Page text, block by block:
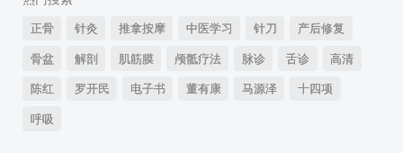
正骨 针灸 推拿按摩 中医学习 针刀
产后修复
骨盆
解剖 肌筋膜 颅骶疗法 脉诊 舌诊
高清
陈红
罗开民 电子书 董有康 马源泽
十四项
呼吸